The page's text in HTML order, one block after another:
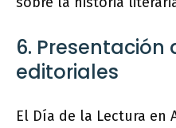
6.
editoriales
El Día de la Lectura en